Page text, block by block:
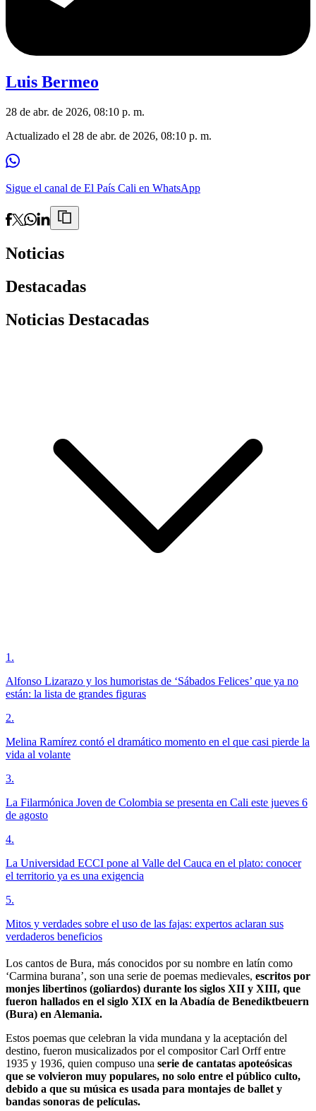
Luis Bermeo
28 de abr. de 2026, 08:10 p. m.
Actualizado el 28 de abr. de 2026, 08:10 p. m.
Sigue el canal de El País Cali en WhatsApp
Noticias
Destacadas
Noticias Destacadas
1 .
Alfonso Lizarazo y los humoristas de ‘Sábados Felices’ que ya no
están: la lista de grandes figuras
2.
Melina Ramírez contó el dramático momento en el que casi pierde la
vida al volante
3.
La Filarmónica Joven de Colombia se presenta en Cali este jueves 6
de agosto
4.
La Universidad ECCI pone al Valle del Cauca en el plato: conocer
el territorio ya es una exigencia
5.
Mitos y verdades sobre el uso de las fajas: expertos aclaran sus
verdaderos beneficios
Los cantos de Bura, más conocidos por su nombre en latín como
‘Carmina burana’, son una serie de poemas medievales, escritos por
monjes libertinos (goliardos) durante los siglos XII y XIII, que
fueron hallados en el siglo XIX en la Abadía de Benediktbeuern
(Bura) en Alemania.
Estos poemas que celebran la vida mundana y la aceptación del
destino, fueron musicalizados por el compositor Carl Orff entre
1935 y 1936, quien compuso una serie de cantatas apoteósicas
que se volvieron muy populares, no solo entre el público culto,
debido a que su música es usada para montajes de ballet y
bandas sonoras de películas.